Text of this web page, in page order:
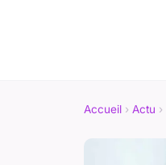
Accueil › Actu ›